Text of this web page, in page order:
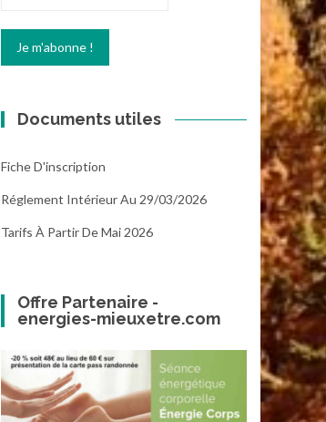
Documents utiles
Fiche D'inscription
Réglement Intérieur Au 29/03/2026
Tarifs À Partir De Mai 2026
Offre Partenaire -
energies-mieuxetre.com